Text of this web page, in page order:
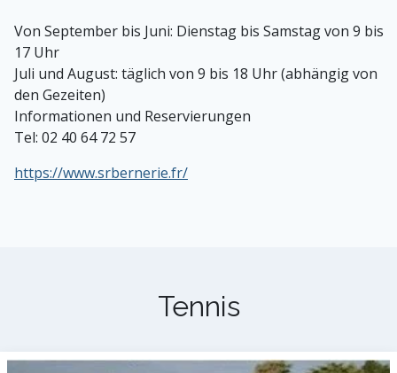
Von September bis Juni: Dienstag bis Samstag von 9 bis
17 Uhr
Juli und August: täglich von 9 bis 18 Uhr (abhängig von
den Gezeiten)
Informationen und Reservierungen
Tel: 02 40 64 72 57
https://www.srbernerie.fr/
Tennis